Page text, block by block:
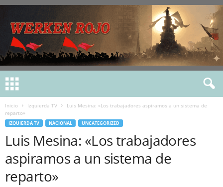
Inicio Izquierda TV
Luis Mesina: «Los trabajadores aspiramos a un sistema de
reparto»
IZQUIERDA TV NACIONAL UNCATEGORIZED
Luis Mesina: «Los trabajadores
aspiramos a un sistema de
reparto»